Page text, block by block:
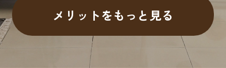
メリットをもっと見る